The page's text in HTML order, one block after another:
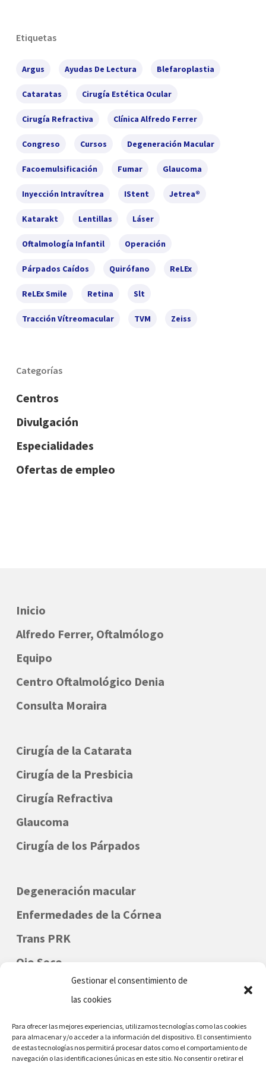
Gestionar el consentimiento de
las cookies
Para ofrecer las mejores experiencias, utilizamos tecnologías como las cookies
para almacenar y/o acceder a la información del dispositivo. El consentimiento
de estas tecnologías nos permitirá procesar datos como el comportamiento de
navegación o las identificaciones únicas en este sitio. No consentir o retirar el
Etiquetas
Argus Ayudas De Lectura Blefaroplastia
Cataratas Cirugía Estética Ocular
Cirugía Refractiva Clínica Alfredo Ferrer
Congreso Cursos Degeneración Macular
Facoemulsificación Fumar Glaucoma
Inyección Intravítrea IStent Jetrea®
Katarakt Lentillas Láser
Oftalmología Infantil Operación
Párpados Caídos Quirófano ReLEx
ReLEx Smile Retina Slt
Tracción Vítreomacular TVM Zeiss
Categorías
Centros
Divulgación
Especialidades
Ofertas de empleo
Inicio
Alfredo Ferrer, Oftalmólogo
Equipo
Centro Oftalmológico Denia
Consulta Moraira
Cirugía de la Catarata
Cirugía de la Presbicia
Cirugía Refractiva
Glaucoma
Cirugía de los Párpados
Degeneración macular
Enfermedades de la Córnea
Trans PRK
Ojo Seco
Oftalmología Infantil